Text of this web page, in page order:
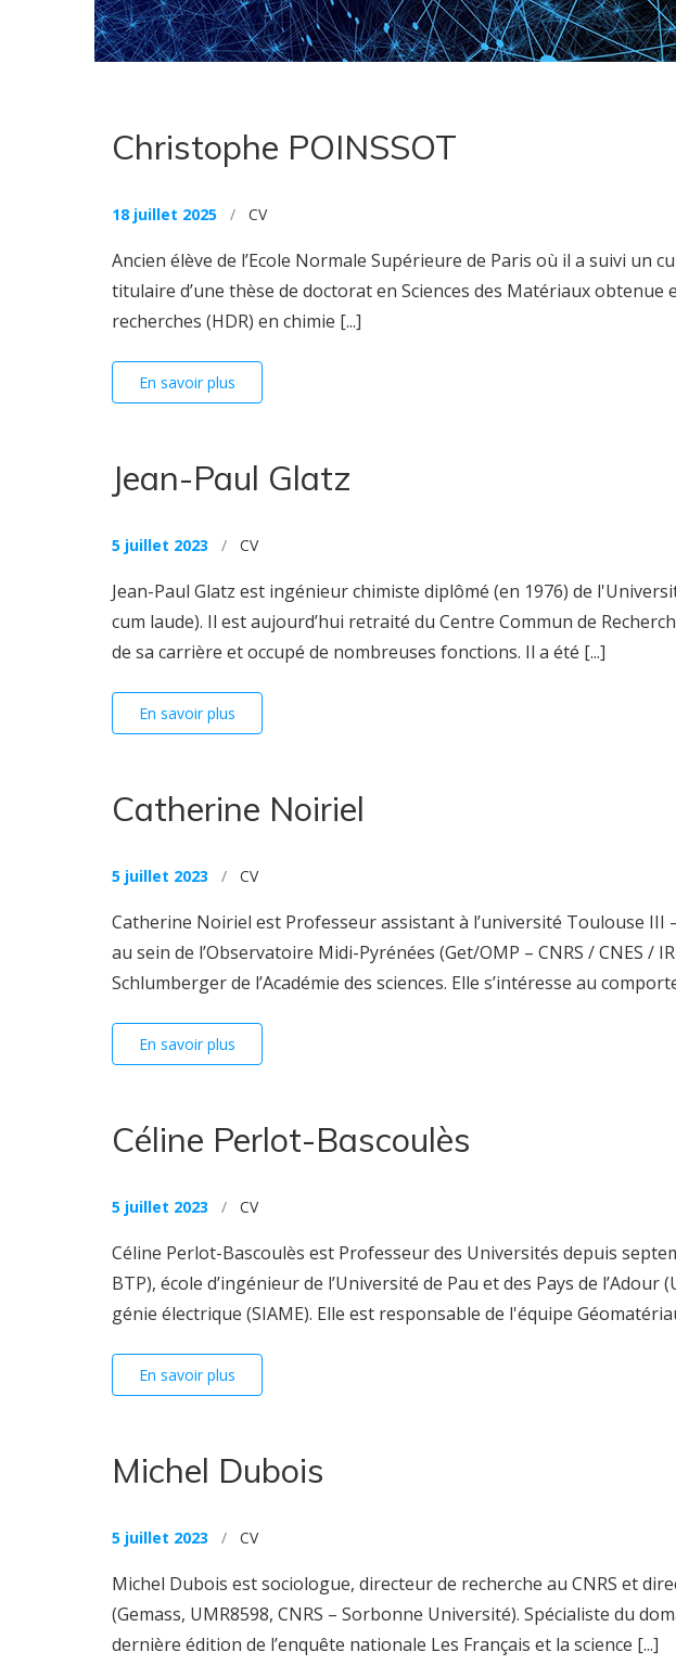
Christophe POINSSOT
18 juillet 2025 / CV
Ancien élève de l’Ecole Normale Supérieure de Paris où il a suivi un
titulaire d’une thèse de doctorat en Sciences des Matériaux
recherches (HDR) en chimie [...]
En savoir plus
Jean-Paul Glatz
5 juillet 2023 / CV
Jean-Paul Glatz est ingénieur chimiste diplômé (en 1976) de
cum laude). Il est aujourd’hui retraité du Centre Commun de
de sa carrière et occupé de nombreuses fonctions. Il a été [...]
En savoir plus
Catherine Noiriel
5 juillet 2023 / CV
Catherine Noiriel est Professeur assistant à l’université Toulouse
au sein de l’Observatoire Midi-Pyrénées (Get/OMP – CNRS / CNES
Schlumberger de l’Académie des sciences. Elle s’intéresse au
En savoir plus
Céline Perlot-Bascoulès
5 juillet 2023 / CV
Céline Perlot-Bascoulès est Professeur des Universités depuis
BTP), école d’ingénieur de l’Université de Pau et des Pays de
génie électrique (SIAME). Elle est responsable de l'équipe
En savoir plus
Michel Dubois
5 juillet 2023 / CV
Michel Dubois est sociologue, directeur de recherche au CNRS et
(Gemass, UMR8598, CNRS – Sorbonne Université). Spécialiste du
dernière édition de l’enquête nationale Les Français et la science [...]